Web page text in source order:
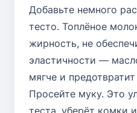
Добавьте немного
тесто. Топлёное
жирность, не
эластичности —
мягче и
Просейте муку. Это